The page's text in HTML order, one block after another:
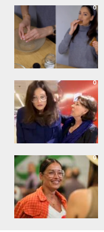
0
0
0